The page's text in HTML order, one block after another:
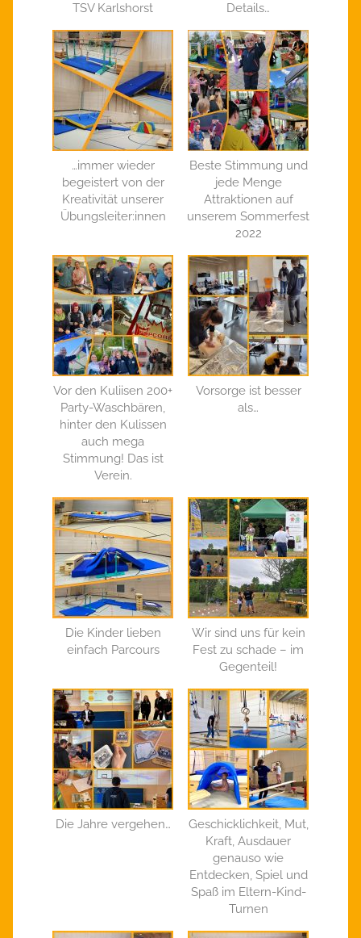
TSV Karlshorst
Details…
…immer wieder
begeistert von der
Kreativität unserer
Übungsleiter:innen
Beste Stimmung und
jede Menge
Attraktionen auf
unserem Sommerfest
2022
Vor den Kuliisen 200+
Party-Waschbären,
hinter den Kulissen
auch mega
Stimmung! Das ist
Verein.
Vorsorge ist besser
als…
Die Kinder lieben
einfach Parcours
Wir sind uns für kein
Fest zu schade – im
Gegenteil!
Die Jahre vergehen…
Geschicklichkeit, Mut,
Kraft, Ausdauer
genauso wie
Entdecken, Spiel und
Spaß im Eltern-Kind-
Turnen